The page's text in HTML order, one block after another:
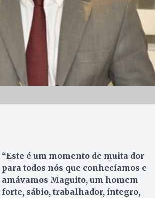
“Este é um momento de muita dor
para todos nós que conhecíamos e
amávamos Maguito, um homem
forte, sábio, trabalhador, íntegro,